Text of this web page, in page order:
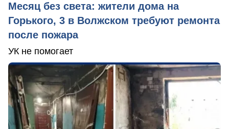
Месяц без света: жители дома на
Горького, 3 в Волжском требуют ремонта
после пожара
УК не помогает